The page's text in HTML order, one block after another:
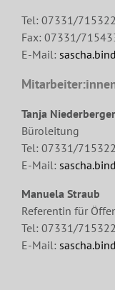
Tel: 07331/
Fax: 07331/
E-Mail:
Tanja Niederberger
Büroleitung
Tel: 07331/
E-Mail:
Manuela Straub
Referentin für
Tel: 07331/
E-Mail: